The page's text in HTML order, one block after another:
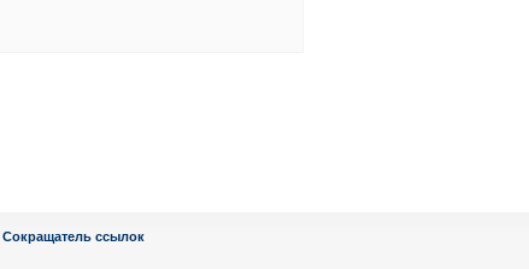
Сокращатель ссылок